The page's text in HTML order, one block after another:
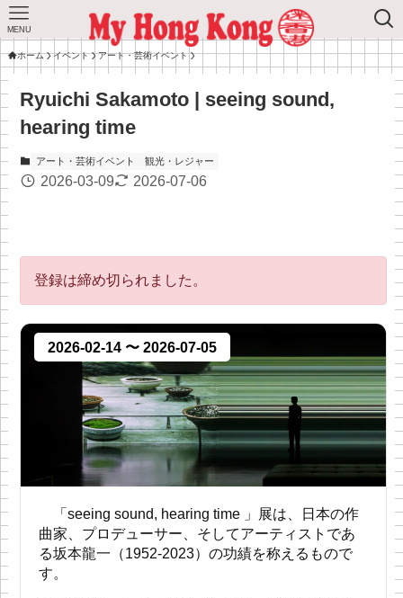
MENU
ホーム イベント アート・芸術イベント
Ryuichi Sakamoto | seeing sound,
hearing time
アート・芸術イベント 観光・レジャー
2026-03-09 2026-07-06
登録は締め切られました。
2026-02-14 〜 2026-07-05
「seeing sound, hearing time 」展は、日本の作
曲家、プロデューサー、そしてアーティストであ
る坂本龍一（1952-2023）の功績を称えるもので
す。